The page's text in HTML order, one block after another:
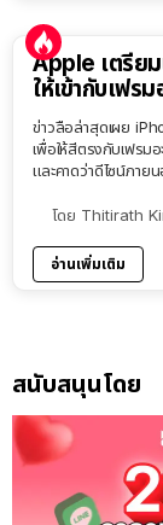
Apple เตรีย
ให้เข้ากับเฟร
ข่าวลือล่าสุดเผย
เพื่อให้สีตรงกับเฟรม
และคาดว่าดีไซน์ภาย
โดย Thitirath
อ่านเพิ่มเติม
สนับสนุนโดย